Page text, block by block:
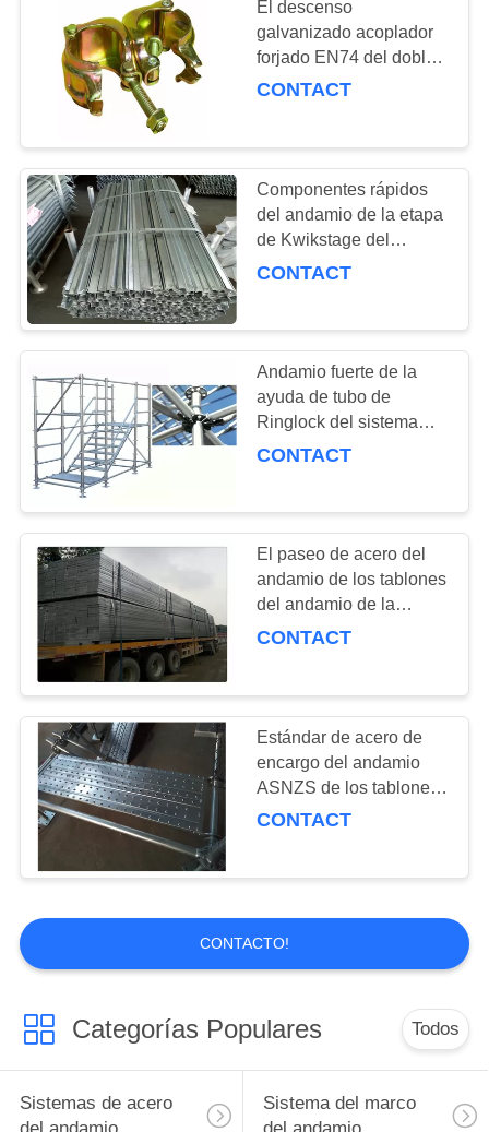
El descenso
galvanizado acoplador
forjado EN74 del doble
del andamio del
CONTACT
Componentes rápidos
del andamio de la etapa
de Kwikstage del
sistema modular del
CONTACT
Andamio fuerte de la
ayuda de tubo de
Ringlock del sistema
vertical del andamio
CONTACT
El paseo de acero del
andamio de los tablones
del andamio de la
calzada del edificio sube
CONTACT
Estándar de acero de
encargo del andamio
ASNZS de los tablones
del paseo de los
CONTACT
CONTACTO!
Categorías Populares Todos
Sistemas de acero
Sistema del marco